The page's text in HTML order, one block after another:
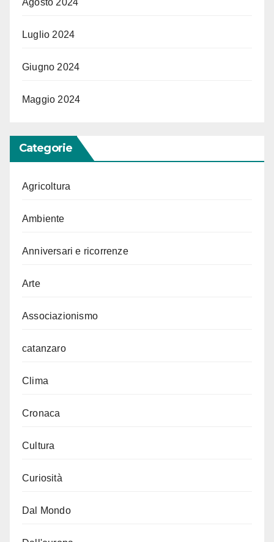
Agosto 2024
Luglio 2024
Giugno 2024
Maggio 2024
Categorie
Agricoltura
Ambiente
Anniversari e ricorrenze
Arte
Associazionismo
catanzaro
Clima
Cronaca
Cultura
Curiosità
Dal Mondo